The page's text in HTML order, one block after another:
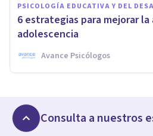
PSICOLOGÍA EDUCATIVA Y DEL
6 estrategias para mejorar
adolescencia
Avance Psicólogos
Consulta a nuestros